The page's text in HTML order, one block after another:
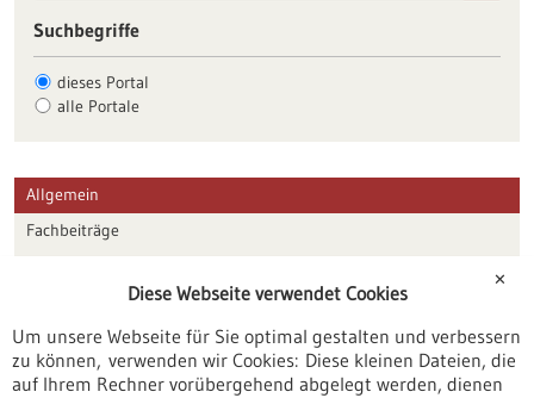
Suchbegriffe
dieses Portal
alle Portale
Allgemein
Fachbeiträge
Veranstaltungen
Erscheinungsdatum
✕
Diese Webseite verwendet Cookies
Um unsere Webseite für Sie optimal gestalten und verbessern
zu können, verwenden wir Cookies: Diese kleinen Dateien, die
auf Ihrem Rechner vorübergehend abgelegt werden, dienen